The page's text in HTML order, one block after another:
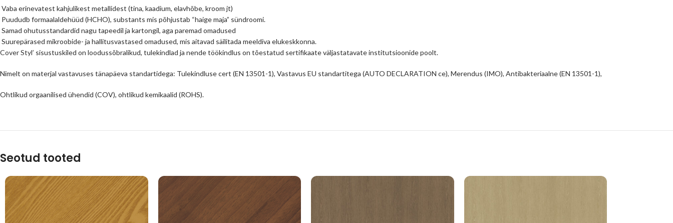
Vaba erinevatest kahjulikest metallidest (tina, kaadium, elavhõbe, kroom jt)
Puududb formaalaldehüüd (HCHO), substants mis põhjustab “haige maja” sündroomi.
Samad ohutusstandardid nagu tapeedil ja kartongil, aga paremad omadused
Suurepärased mikroobide- ja hallitusvastased omadused, mis aitavad säilitada meeldiva elukeskkonna.
Cover Styl’ sisustuskiled on loodussõbralikud, tulekindlad ja nende töökindlus on tõestatud sertifikaate väljastatavate institutsioonide poolt.
Nimelt on materjal vastavuses tänapäeva standartidega: Tulekindluse cert (EN 13501-1), Vastavus EU standartitega (AUTO DECLARATION ce), Merendus (IMO), Antibakteriaalne (EN 13501-1),
Ohtlikud orgaanilised ühendid (COV), ohtlikud kemikaalid (ROHS).
Seotud tooted